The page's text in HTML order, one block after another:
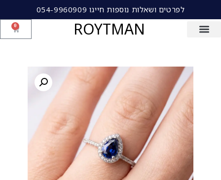
לפרטים ושאלות נוספות חייגו 054-9960909
ROYTMAN
0